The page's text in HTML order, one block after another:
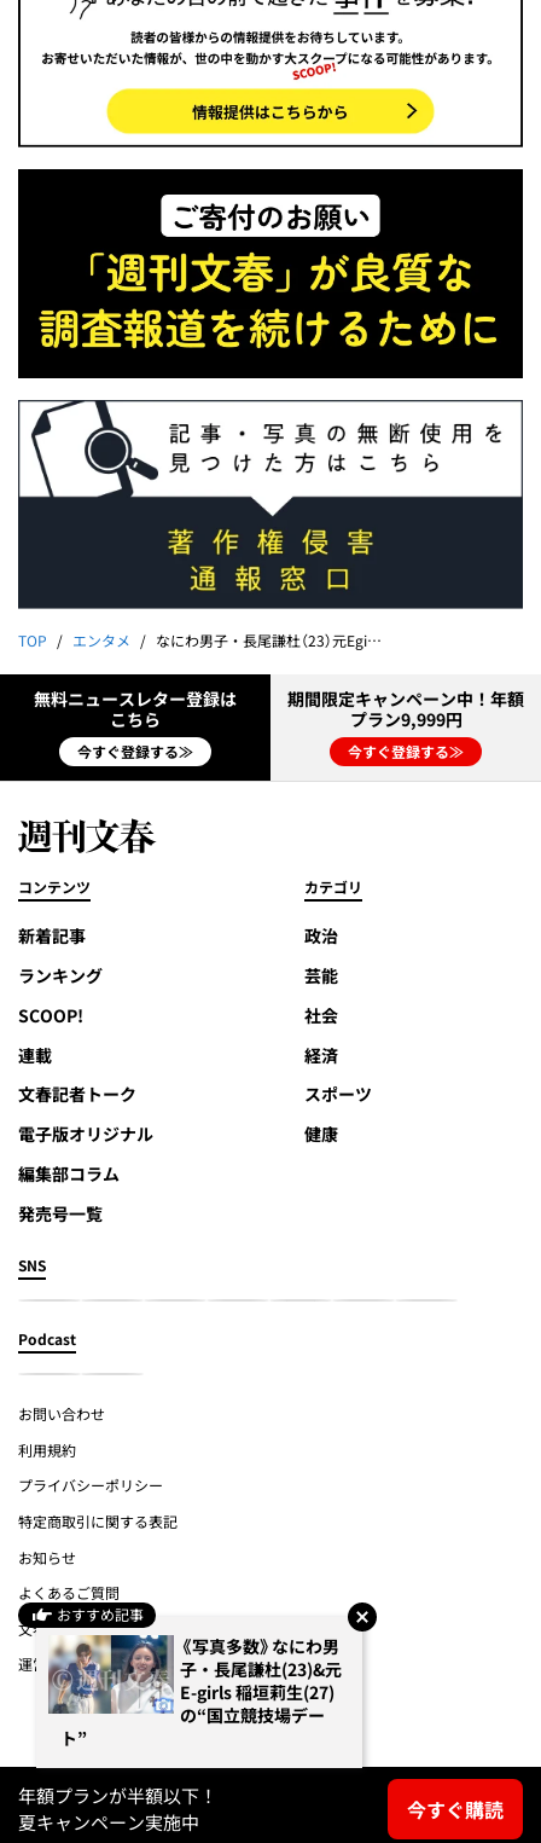
おすすめ記事
《写真多数》なにわ男
子・長尾謙杜(23)&元
E-girls 稲垣莉生(27)
の“国立競技場デー
ト”
TOP エンタメ なにわ男子・長尾謙杜（23）元Egirls・稲垣莉生（27）と熱愛スクープ撮！「三上悠亜をめぐって“三角関係”の過去も…」
無料ニュースレター登録は
こちら
今すぐ登録する≫
期間限定キャンペーン中！年額
プラン9,999円
今すぐ登録する≫
コンテンツ
新着記事
ランキング
SCOOP!
連載
文春記者トーク
電子版オリジナル
編集部コラム
発売号一覧
カテゴリ
政治
芸能
社会
経済
スポーツ
健康
SNS
Podcast
お問い合わせ
利用規約
プライバシーポリシー
特定商取引に関する表記
お知らせ
よくあるご質問
文春オンライン
運営会社
(c) Bungeishunju Ltd.
年額プランが半額以下！
夏キャンペーン実施中
今すぐ購読